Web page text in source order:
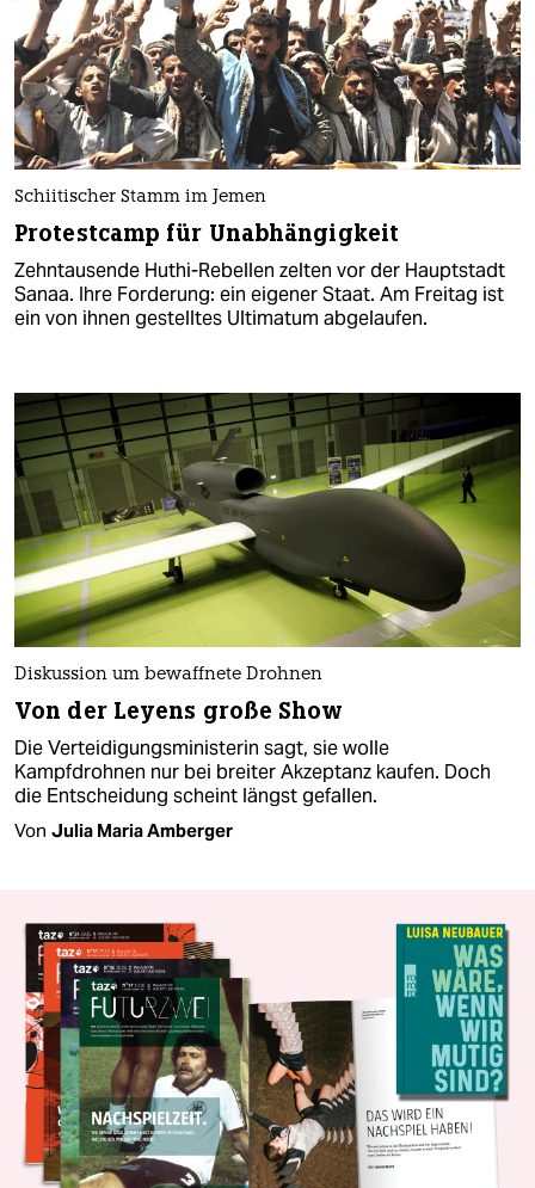
Schiitischer Stamm im Jemen
Protestcamp für Unabhängigkeit
Zehntausende Huthi-Rebellen zelten vor der Hauptstadt
Sanaa. Ihre Forderung: ein eigener Staat. Am Freitag ist
ein von ihnen gestelltes Ultimatum abgelaufen.
Diskussion um bewaffnete Drohnen
Von der Leyens große Show
Die Verteidigungsministerin sagt, sie wolle
Kampfdrohnen nur bei breiter Akzeptanz kaufen. Doch
die Entscheidung scheint längst gefallen.
Von Julia Maria Amberger